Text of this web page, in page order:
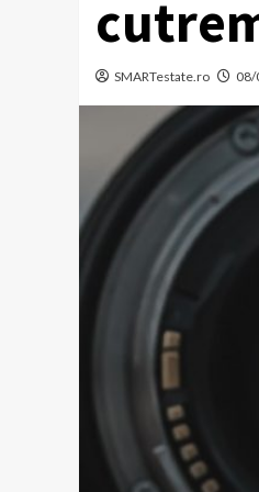
SMARTestate.ro 08/